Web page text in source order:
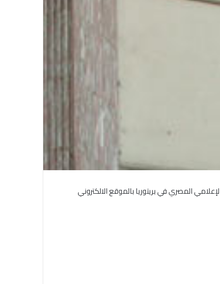
المصري في بريتوريا بالموقع الالكتروني
في احتفالية عيد الصحافة النجفية
بمناسبة مرور ١١٢ عاما على صدور أول
صحيفة (العلم)
في عيد الصحافة العراقية تحية لكل